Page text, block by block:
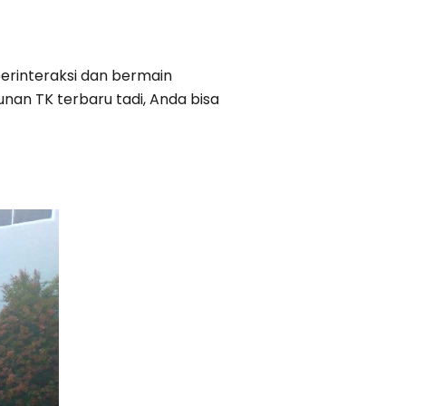
dan bermain
TK terbaru tadi, Anda bisa